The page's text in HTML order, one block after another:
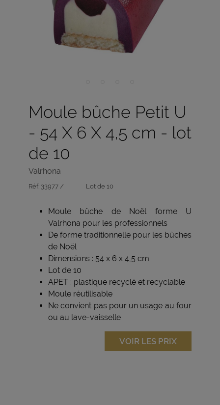
Moule bûche Petit U
- 54 X 6 X 4,5 cm - lot
de 10
Valrhona
Réf: 33977 / Lot de 10
Moule bûche de Noël forme U
Valrhona pour les professionnels
De forme traditionnelle pour les bûches
de Noël
Dimensions : 54 x 6 x 4,5 cm
Lot de 10
APET : plastique recyclé et recyclable
Moule réutilisable
Ne convient pas pour un usage au four
ou au lave-vaisselle
VOIR LES PRIX